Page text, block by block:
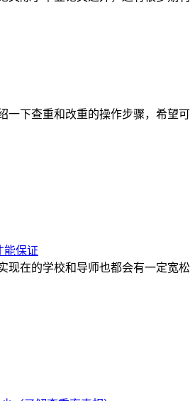
下查重和改重的操作步骤，希望
能保证
在的学校和导师也都会有一定宽